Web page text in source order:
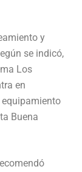
y
se indicó,
Los
en
Buena